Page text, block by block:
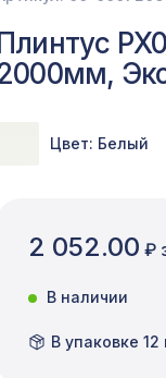
Цвет: Белый
2 052.00 ₽
В наличии
В упаковке 12